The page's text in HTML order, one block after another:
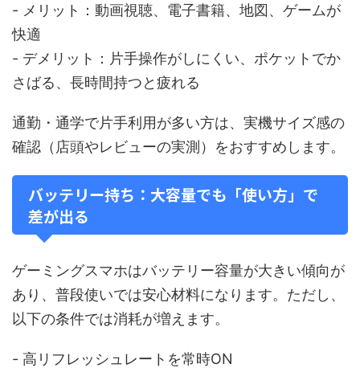
- メリット：動画視聴、電子書籍、地図、ゲームが
快適
- デメリット：片手操作がしにくい、ポケットでか
さばる、長時間持つと疲れる
通勤・通学で片手利用が多い方は、実機サイズ感の
確認（店頭やレビューの実測）をおすすめします。
バッテリー持ち：大容量でも「使い方」で
差が出る
ゲーミングスマホはバッテリー容量が大きい傾向が
あり、普段使いでは安心材料になります。ただし、
以下の条件では消耗が増えます。
- 高リフレッシュレートを常時ON